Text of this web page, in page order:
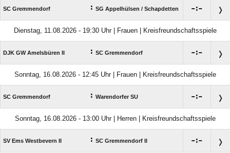
SC Gremmendorf : SG Appelhülsen /​ Schapdetten :
Dienstag, 11.08.2026 - 19:30 Uhr | Frauen | Kreisfreundschaftsspiele
DJK GW Amelsbüren II : SC Gremmendorf :
Sonntag, 16.08.2026 - 12:45 Uhr | Frauen | Kreisfreundschaftsspiele
SC Gremmendorf : Warendorfer SU :
Sonntag, 16.08.2026 - 13:00 Uhr | Herren | Kreisfreundschaftsspiele
SV Ems Westbevern II : SC Gremmendorf II :